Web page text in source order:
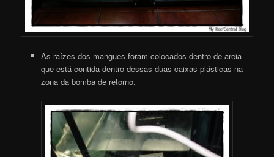
As raízes dos mangues foram colocados dentro de areia
que está contida dentro dessas duas caixas plásticas na
zona da bomba de retorno.